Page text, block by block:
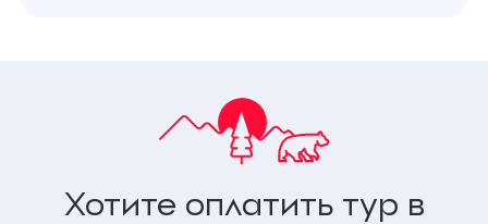
Хотите оплатить тур в